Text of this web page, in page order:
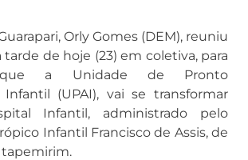
Orly Gomes (DEM), reuniu
tarde de hoje (23) em coletiva, para
que a Unidade de Pronto
(UPAI), vai se transformar
Infantil, administrado pelo
Infantil Francisco de Assis, de